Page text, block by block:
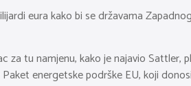
eura kako bi se državama
tu namjenu, kako je najavio Sattler,
energetske podrške EU, koji